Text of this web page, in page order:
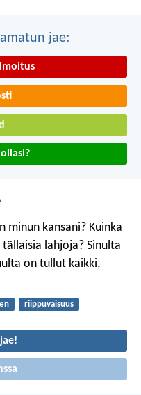
jae:
minun kansani? Kuinka
lahjoja? Sinulta
on tullut kaikki,
riippuvaisuus